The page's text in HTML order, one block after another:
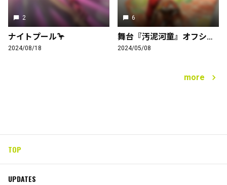
2
ナイトプール🦩
2024/08/18
6
舞台『汚泥河童』オフショット
2024/05/08
more
TOP
UPDATES